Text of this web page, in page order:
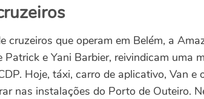
cruzeiros que operam em Belém, a
Patrick e Yani Barbier, reivindicam uma
Hoje, táxi, carro de aplicativo, Van e
nas instalações do Porto de Outeiro.